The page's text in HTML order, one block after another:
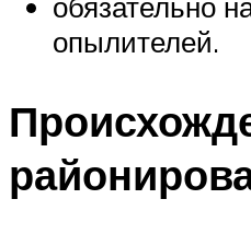
опылителей.